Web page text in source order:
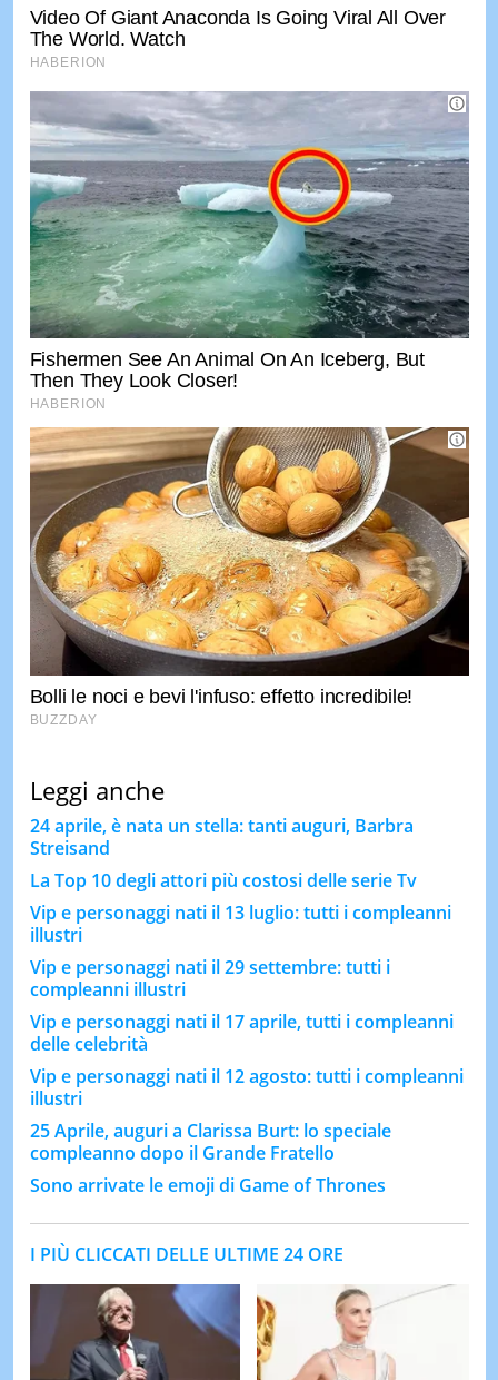
Leggi anche
24 aprile, è nata un stella: tanti auguri, Barbra
Streisand
La Top 10 degli attori più costosi delle serie Tv
Vip e personaggi nati il 13 luglio: tutti i compleanni
illustri
Vip e personaggi nati il 29 settembre: tutti i
compleanni illustri
Vip e personaggi nati il 17 aprile, tutti i compleanni
delle celebrità
Vip e personaggi nati il 12 agosto: tutti i compleanni
illustri
25 Aprile, auguri a Clarissa Burt: lo speciale
compleanno dopo il Grande Fratello
Sono arrivate le emoji di Game of Thrones
I PIÙ CLICCATI DELLE ULTIME 24 ORE